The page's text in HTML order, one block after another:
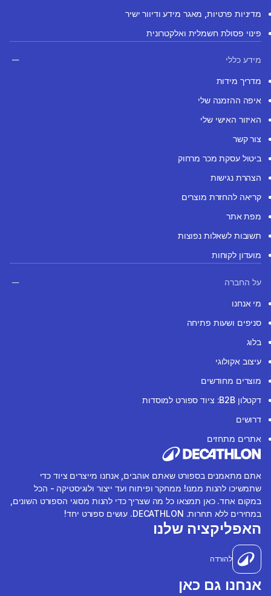
מדיניות פרטיות, מאגר מידע ודיוור ישיר
פינוי פסולת חשמלית ואלקטרונית
מידע כללי
מדריך מידות
איפה ההזמנה שלי
האיזור האישי שלי
צור קשר
ביטול עסקת מכר מרחוק
הצהרת נגישות
קריאה להחזרת מוצרים
מפת אתר
תשובות לשאלות נפוצות
מועדון לקוחות
על החברה
מי אנחנו
סניפים ושעות פתיחה
בלוג
עיצוב אקולוגי
מוצרים מחודשים
דקטלון B2B: ציוד ספורט למוסדות
דרושים
אתרים מתחזים
אתם מתאמנים בספורט שאתם אוהבים, אנחנו מייצרים ציוד כדי
שתמשיכו להנות ממנו! ממחקר ופיתוח ועד ייצור ולוגיסטיקה - הכל
במקום אחד. כאן תמצאו כל מה שצריך כדי להנות מסוגי הספורט השונים,
במחירים ללא תחרות. DECATHLON. עושים ספורט יחד!
האפליקציה שלנו
להורדה
אנחנו גם כאן